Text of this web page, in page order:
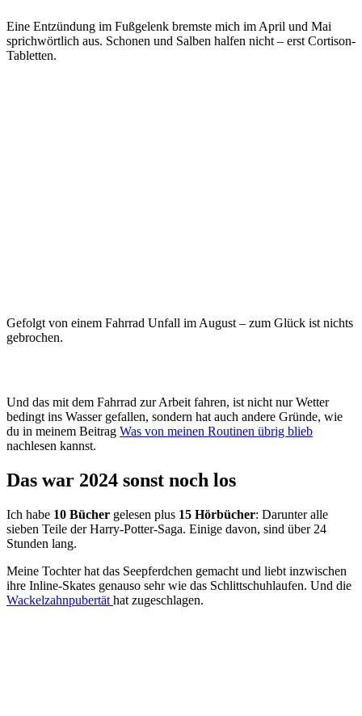
Eine Entzündung im Fußgelenk bremste mich im April und Mai
sprichwörtlich aus. Schonen und Salben halfen nicht – erst Cortison-
Tabletten.
Gefolgt von einem Fahrrad Unfall im August – zum Glück ist nichts
gebrochen.
Und das mit dem Fahrrad zur Arbeit fahren, ist nicht nur Wetter
bedingt ins Wasser gefallen, sondern hat auch andere Gründe, wie
du in meinem Beitrag Was von meinen Routinen übrig blieb
nachlesen kannst.
Das war 2024 sonst noch los
Ich habe 10 Bücher gelesen plus 15 Hörbücher: Darunter alle
sieben Teile der Harry-Potter-Saga. Einige davon, sind über 24
Stunden lang.
Meine Tochter hat das Seepferdchen gemacht und liebt inzwischen
ihre Inline-Skates genauso sehr wie das Schlittschuhlaufen. Und die
Wackelzahnpubertät hat zugeschlagen.